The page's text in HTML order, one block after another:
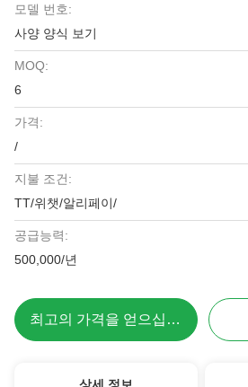
모델 번호:
사양 양식 보기
MOQ:
6
가격:
/
지불 조건:
TT/위챗/알리페이/
공급능력:
500,000/년
최고의 가격을 얻으십시오